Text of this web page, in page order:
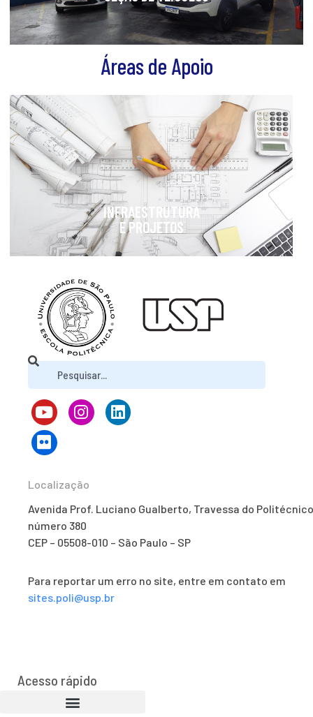
Áreas de Apoio
INFRAESTRUTURA
E PROJETOS
Localização
Avenida Prof. Luciano Gualberto, Travessa do
número 380
CEP – 05508-010 – São Paulo – SP
Para reportar um erro no site, entre em contato em
sites.poli@usp.br
Acesso rápido